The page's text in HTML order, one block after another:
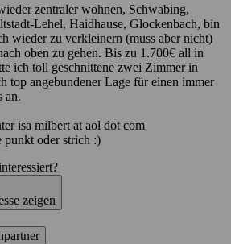
zentraler wohnen, Schwabing,
Lehel, Haidhause, Glockenbach, bin
wieder zu verkleinern (muss aber nicht)
oben zu gehen. Bis zu 1.700€ all in
ich toll geschnittene zwei Zimmer in
top angebundener Lage für einen immer
an.
isa milbert at aol dot com
punkt oder strich :)
zeigen